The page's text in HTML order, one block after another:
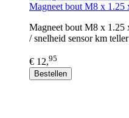
Magneet bout M8 x 1.25
Magneet bout M8 x 1.25
/ snelheid sensor km
€ 12,95
Bestellen